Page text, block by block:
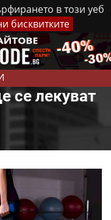
в този уеб
бисквитките
Контакти
се лекуват